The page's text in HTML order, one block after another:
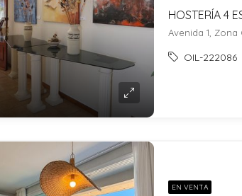
Avenida 1, Zona
OIL-222086
EN VENTA